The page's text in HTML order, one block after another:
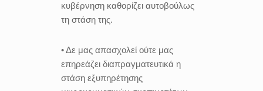
κυβέρνηση καθορίζει αυτοβούλως
τη στάση της.
• Δε μας απασχολεί ούτε μας
επηρεάζει διαπραγματευτικά η
στάση εξυπηρέτησης